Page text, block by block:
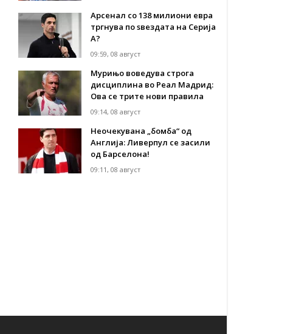
Арсенал со 138 милиони евра
тргнува по ѕвездата на Серија
А?
09:59, 08 август
Мурињо воведува строга
дисциплина во Реал Мадрид:
Ова се трите нови правила
09:14, 08 август
Неочекувана „бомба“ од
Англија: Ливерпул се засили
од Барселона!
09:11, 08 август